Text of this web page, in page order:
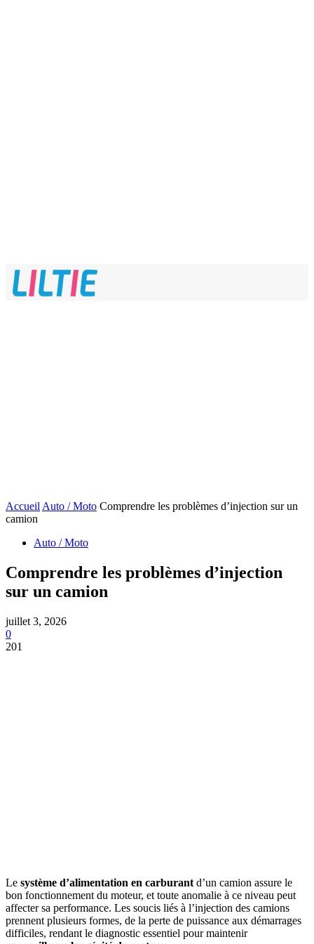
Accueil Auto / Moto Comprendre les problèmes d’injection sur un
camion
Auto / Moto
Comprendre les problèmes d’injection
sur un camion
juillet 3, 2026
0
201
Le système d’alimentation en carburant d’un camion assure le
bon fonctionnement du moteur, et toute anomalie à ce niveau peut
affecter sa performance. Les soucis liés à l’injection des camions
prennent plusieurs formes, de la perte de puissance aux démarrages
difficiles, rendant le diagnostic essentiel pour maintenir